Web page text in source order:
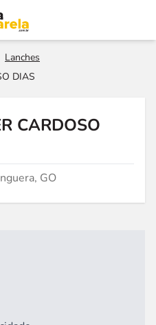
Lanches
DIAS
CARDOSO
GO